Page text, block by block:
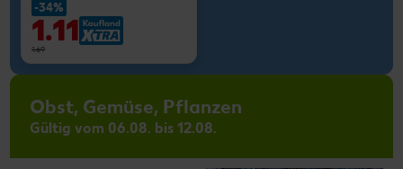
-34%
1.11
1.69
Obst, Gemüse, Pflanzen
Gültig vom 06.08. bis 12.08.